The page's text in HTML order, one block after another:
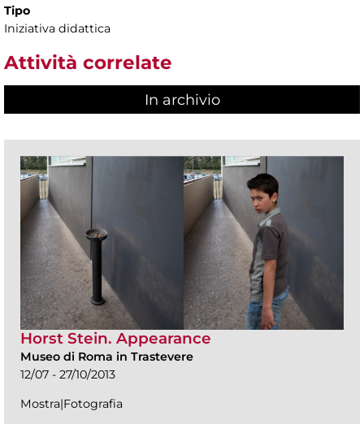
Tipo
Iniziativa didattica
Attività correlate
In archivio
Horst Stein. Appearance
Museo di Roma in Trastevere
12/07 - 27/10/2013
Mostra|Fotografia